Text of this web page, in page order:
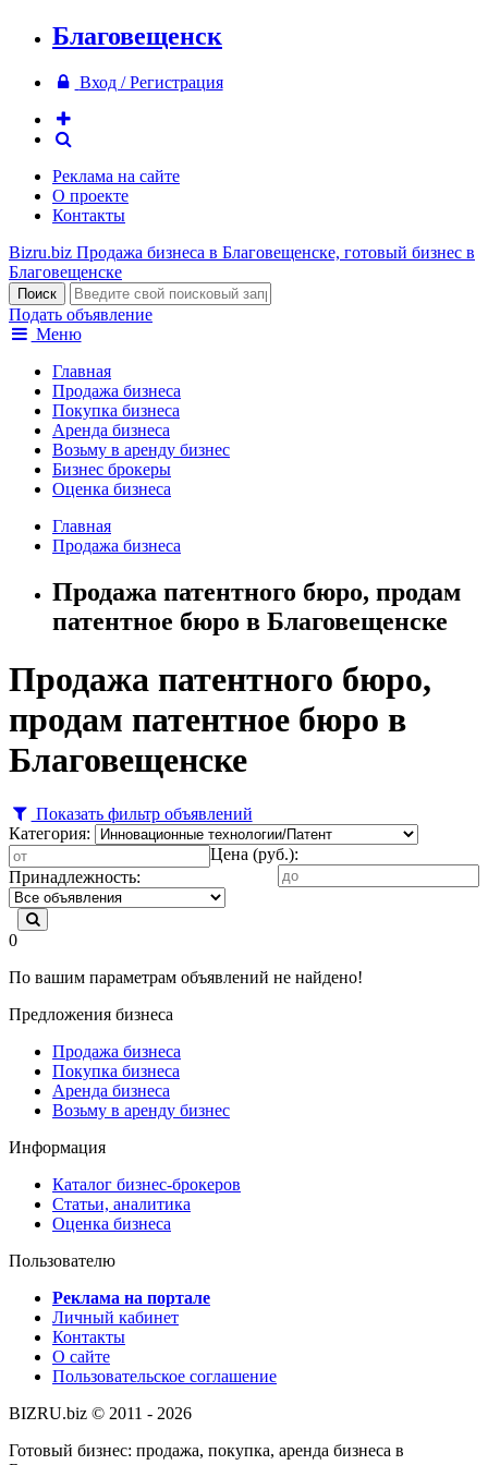
Благовещенск
Вход / Регистрация
Реклама на сайте
О проекте
Контакты
Bizru.biz Продажа бизнеса в Благовещенске, готовый бизнес в
Благовещенске
Подать объявление
Меню
Главная
Продажа бизнеса
Покупка бизнеса
Аренда бизнеса
Возьму в аренду бизнес
Бизнес брокеры
Оценка бизнеса
Главная
Продажа бизнеса
Продажа патентного бюро, продам
патентное бюро в Благовещенске
Продажа патентного бюро,
продам патентное бюро в
Благовещенске
Показать фильтр объявлений
Категория:
Цена (руб.):
Принадлежность:
0
По вашим параметрам объявлений не найдено!
Предложения бизнеса
Продажа бизнеса
Покупка бизнеса
Аренда бизнеса
Возьму в аренду бизнес
Информация
Каталог бизнес-брокеров
Статьи, аналитика
Оценка бизнеса
Пользователю
Реклама на портале
Личный кабинет
Контакты
О сайте
Пользовательское соглашение
BIZRU.biz © 2011 - 2026
Готовый бизнес: продажа, покупка, аренда бизнеса в